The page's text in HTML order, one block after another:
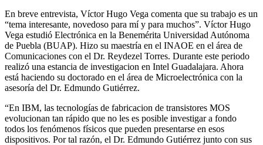
En breve entrevista, Víctor Hugo Vega comenta que su trabajo es un
“tema interesante, novedoso para mí y para muchos”. Víctor Hugo
Vega estudió Electrónica en la Benemérita Universidad Autónoma
de Puebla (BUAP). Hizo su maestría en el INAOE en el área de
Comunicaciones con el Dr. Reydezel Torres. Durante este periodo
realizó una estancia de investigacion en Intel Guadalajara. Ahora
está haciendo su doctorado en el área de Microelectrónica con la
asesoría del Dr. Edmundo Gutiérrez.
“En IBM, las tecnologías de fabricacion de transistores MOS
evolucionan tan rápido que no les es posible investigar a fondo
todos los fenómenos físicos que pueden presentarse en esos
dispositivos. Por tal razón, el Dr. Edmundo Gutiérrez junto con sus